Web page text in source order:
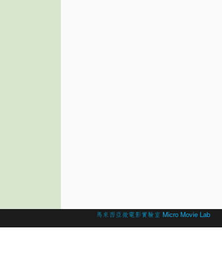
馬來西亞微電影實驗室 Micro Movie Lab